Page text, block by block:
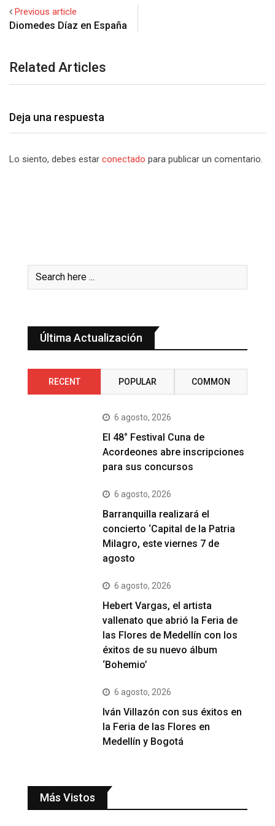
Previous article
Related Articles
Deja una respuesta
Lo siento, debes estar conectado para publicar un comentario.
Última Actualización
RECENT POPULAR COMMON
6 agosto, 2026
El 48° Festival Cuna de
Acordeones abre inscripciones
para sus concursos
6 agosto, 2026
Barranquilla realizará el
concierto ‘Capital de la Patria
Milagro, este viernes 7 de
agosto
6 agosto, 2026
Hebert Vargas, el artista
vallenato que abrió la Feria de
las Flores de Medellín con los
éxitos de su nuevo álbum
‘Bohemio’
6 agosto, 2026
Iván Villazón con sus éxitos en
la Feria de las Flores en
Medellín y Bogotá
Más Vistos